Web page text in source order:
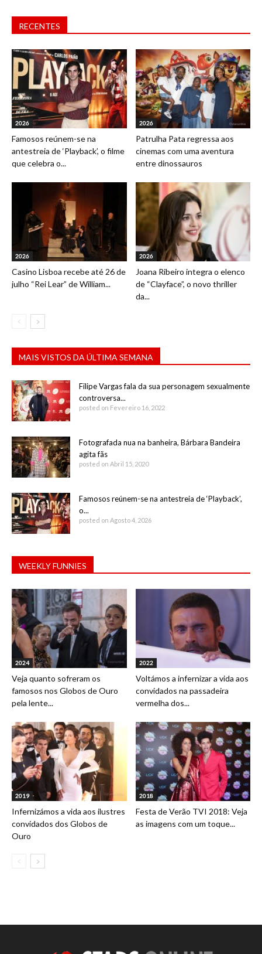
RECENTES
2026
Famosos reúnem-se na
antestreia de ‘Playback’, o filme
que celebra o...
2026
Patrulha Pata regressa aos
cinemas com uma aventura
entre dinossauros
2026
Casino Lisboa recebe até 26 de
julho “Rei Lear” de William...
2026
Joana Ribeiro integra o elenco
de “Clayface”, o novo thriller
da...
MAIS VISTOS DA ÚLTIMA SEMANA
Filipe Vargas fala da sua personagem sexualmente
controversa...
posted on Fevereiro 16, 2022
Fotografada nua na banheira, Bárbara Bandeira
agita fãs
posted on Abril 15, 2020
Famosos reúnem-se na antestreia de ‘Playback’,
o...
posted on Agosto 4, 2026
WEEKLY FUNNIES
2024
Veja quanto sofreram os
famosos nos Globos de Ouro
pela lente...
2022
Voltámos a infernizar a vida aos
convidados na passadeira
vermelha dos...
2019
Infernizámos a vida aos ilustres
convidados dos Globos de
Ouro
2018
Festa de Verão TVI 2018: Veja
as imagens com um toque...